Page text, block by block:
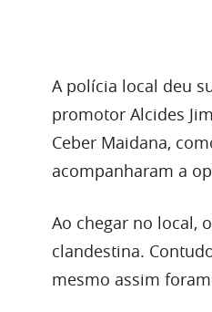
A polícia local deu
promotor Alcides
Ceber Maidana,
acompanharam a
Ao chegar no local,
clandestina.
mesmo assim